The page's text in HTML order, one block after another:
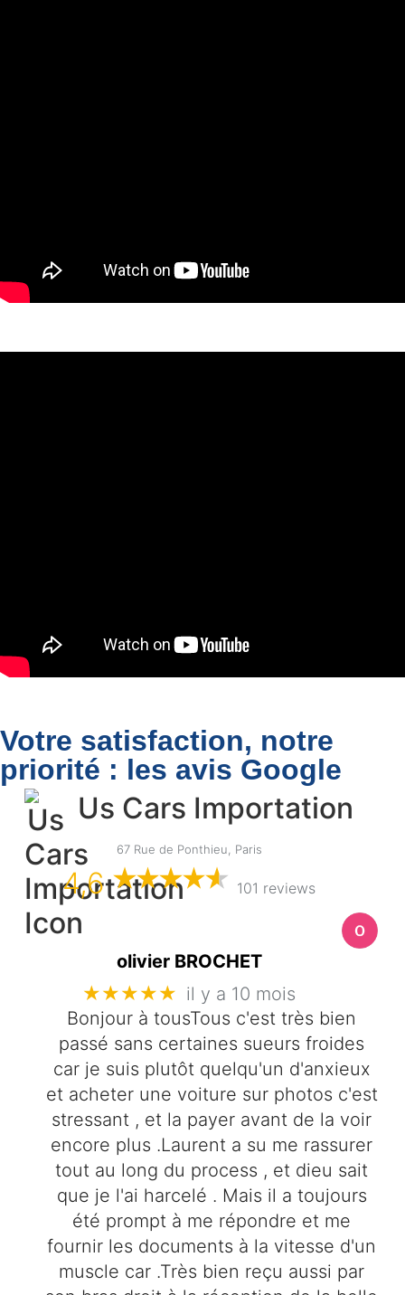
Votre satisfaction, notre
priorité : les avis Google
Us Cars Importation
67 Rue de Ponthieu, Paris
4,6 101 reviews
olivier BROCHET
★★★★★ il y a 10 mois
Bonjour à tousTous c'est très bien
passé sans certaines sueurs froides
car je suis plutôt quelqu'un d'anxieux
et acheter une voiture sur photos c'est
stressant , et la payer avant de la voir
encore plus .Laurent a su me rassurer
tout au long du process , et dieu sait
que je l'ai harcelé . Mais il a toujours
été prompt à me répondre et me
fournir les documents à la vitesse d'un
muscle car .Très bien reçu aussi par